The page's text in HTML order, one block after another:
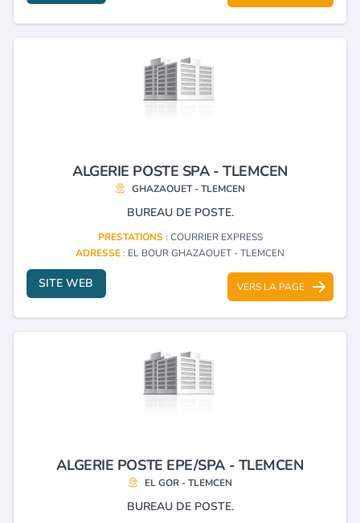
ALGERIE POSTE SPA - TLEMCEN
GHAZAOUET - TLEMCEN
BUREAU DE POSTE.
PRESTATIONS :COURRIER EXPRESS
ADRESSE : EL BOUR GHAZAOUET - TLEMCEN
SITE WEB VERS LA PAGE
ALGERIE POSTE EPE/SPA - TLEMCEN
EL GOR - TLEMCEN
BUREAU DE POSTE.